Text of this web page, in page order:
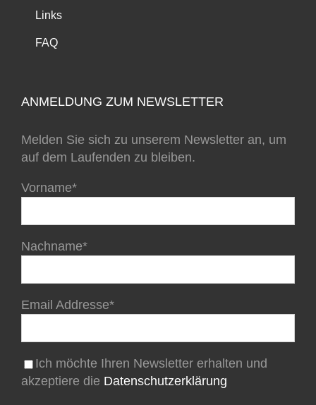
Links
FAQ
ANMELDUNG ZUM NEWSLETTER
Melden Sie sich zu unserem Newsletter an, um
auf dem Laufenden zu bleiben.
Vorname*
Nachname*
Email Addresse*
Ich möchte Ihren Newsletter erhalten und
akzeptiere die Datenschutzerklärung